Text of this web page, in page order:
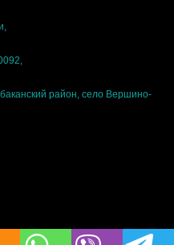
район, село Вершино-